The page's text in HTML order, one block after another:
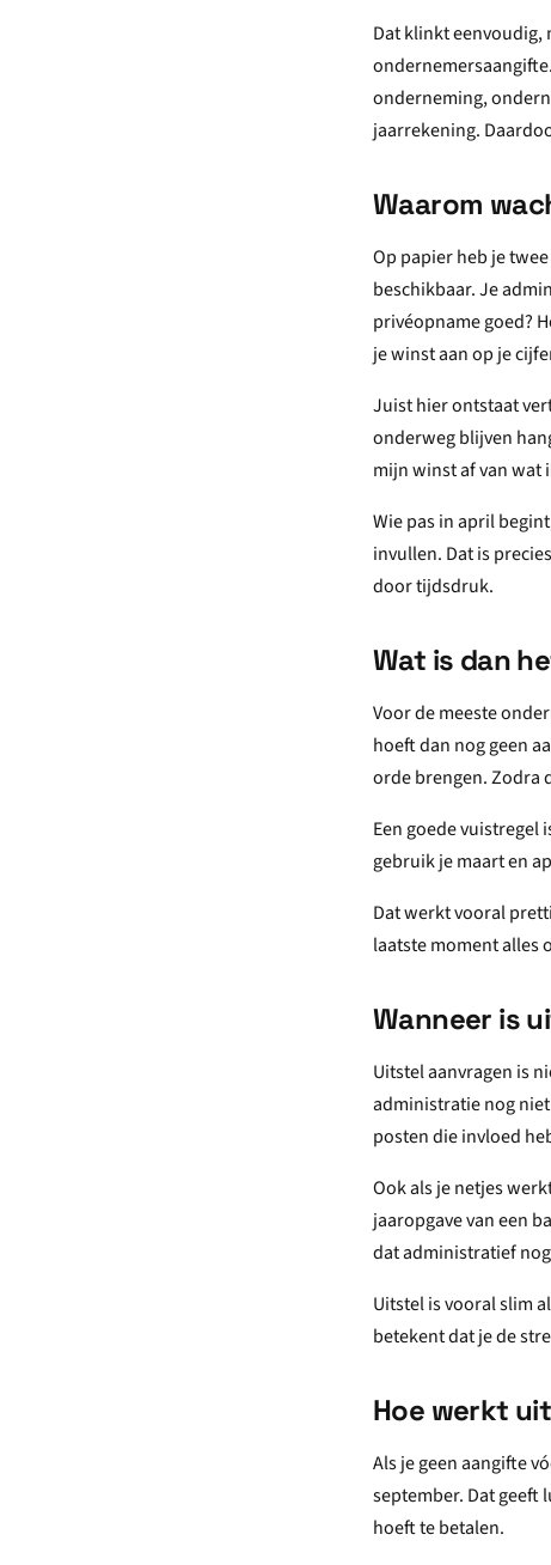
Dat klinkt eenvoudig,
onderneming,
jaarrekening.
Waarom
Op papier heb je
beschikbaar. Je
privéopname goed?
je winst aan op je
Juist hier ontstaat
onderweg blijven
mijn winst af van wat
Wie pas in april
invullen. Dat is
door tijdsdruk.
Wat is dan
Voor de meeste
hoeft dan nog geen
orde brengen. Zodra
Een goede vuistregel
gebruik je maart en
Dat werkt vooral
laatste moment alles
Wanneer is
Uitstel aanvragen is
administratie nog
posten die invloed
Ook als je netjes
jaaropgave van een
dat administratief
Uitstel is vooral slim
betekent dat je de
Hoe werkt
Als je geen aangifte
september. Dat geeft
hoeft te betalen.